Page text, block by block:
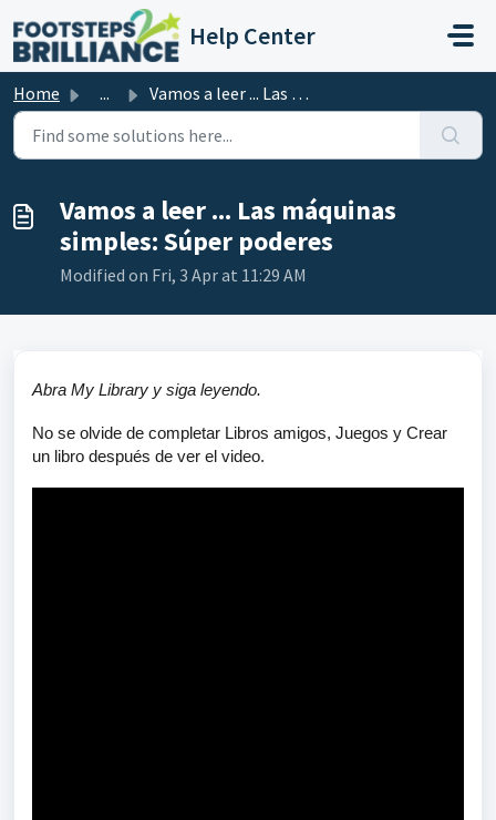
Skip to main content
Help Center
Home ... Vamos a leer ... Las máquinas simples: Súper poderes
Vamos a leer ... Las máquinas
simples: Súper poderes
Modified on Fri, 3 Apr at 11:29 AM
Abra My Library y siga leyendo.
No se olvide de completar Libros amigos, Juegos y Crear
un libro después de ver el video.